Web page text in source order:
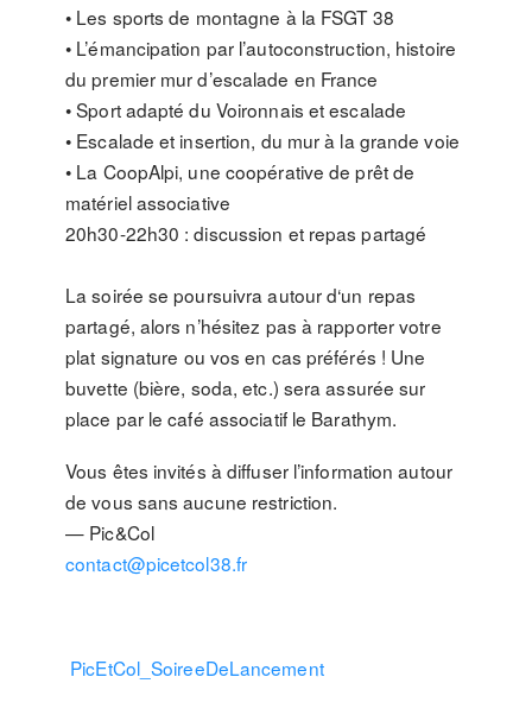
• Les sports de montagne à la FSGT 38
• L’émancipation par l’autoconstruction, histoire
du premier mur d’escalade en France
• Sport adapté du Voironnais et escalade
• Escalade et insertion, du mur à la grande voie
• La CoopAlpi, une coopérative de prêt de
matériel associative
20h30-22h30 : discussion et repas partagé
La soirée se poursuivra autour d‘un repas
partagé, alors n’hésitez pas à rapporter votre
plat signature ou vos en cas préférés ! Une
buvette (bière, soda, etc.) sera assurée sur
place par le café associatif le Barathym.
Vous êtes invités à diffuser l’information autour
de vous sans aucune restriction.
— Pic&Col
contact@picetcol38.fr
PicEtCol_SoireeDeLancement